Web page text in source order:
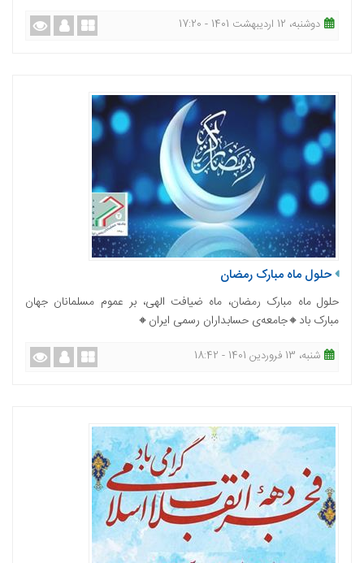
دوشنبه، 12 اردیبهشت 1401 - 17:20
حلول ماه مبارک رمضان
حلول ماه مبارک رمضان، ماه ضیافت الهی، بر عموم مسلمانان جهان
مبارک باد🔸جامعه‌ی حسابداران رسمی ایران🔸
شنبه، 13 فروردین 1401 - 18:42